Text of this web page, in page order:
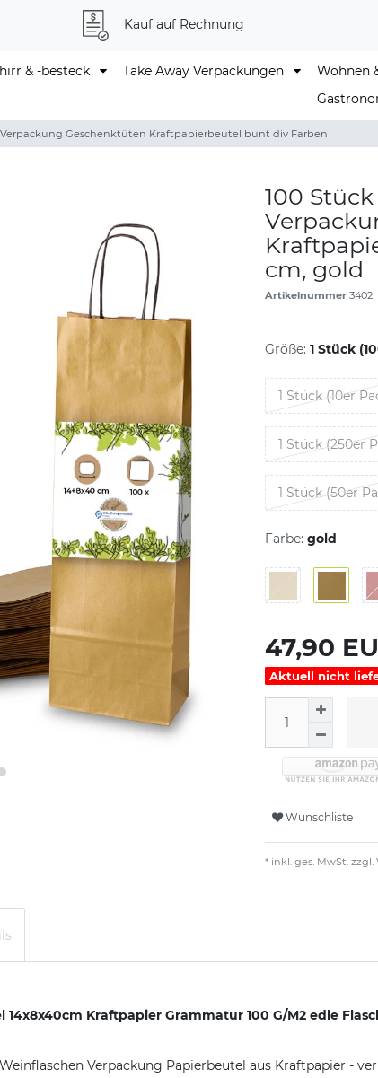
Kauf auf Rechnung
& -besteck Take Away Verpackungen
Wohnen
Geschenktüten Kraftpapierbeutel bunt div Farben
100
cm, gold
Artikelnummer 3402
Größe: 1 Stück
1 Stück (10er
1 Stück (250er
1 Stück (50er
Farbe: gold
47,90
Aktuell nicht
Wunschliste
* inkl. ges. MwSt. zzgl.
Kraftpapier Grammatur 100 G/M2 edle
Verpackung Papierbeutel aus Kraftpapier -